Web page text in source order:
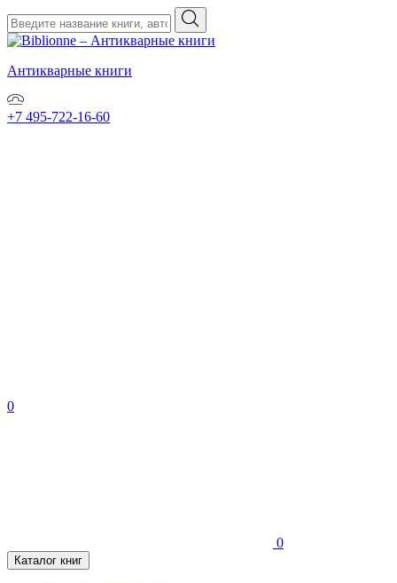
Антикварные книги
+7 495-722-16-60
0
0
Каталог книг